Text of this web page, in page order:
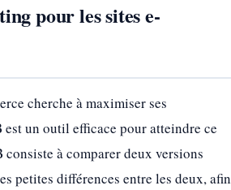
pour les sites e-
cherche à maximiser ses
un outil efficace pour atteindre ce
à comparer deux versions
petites différences entre les deux, afin